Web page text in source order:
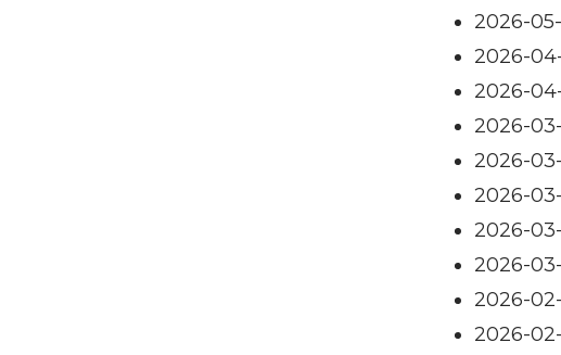
2026-
2026-
2026-
2026-03-
2026-
2026-
2026-
2026-
2026-
2026-